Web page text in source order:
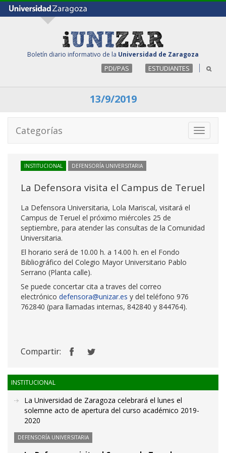
Boletín diario informativo de la Universidad de Zaragoza
PDI/PAS ESTUDIANTES
13/9/2019
Toggle
Categorías
INSTITUCIONAL DEFENSORÍA UNIVERSITARIA
La Defensora visita el Campus de Teruel
La Defensora Universitaria, Lola Mariscal, visitará el
Campus de Teruel el próximo miércoles 25 de
septiembre, para atender las consultas de la Comunidad
Universitaria.
El horario será de 10.00 h. a 14.00 h. en el Fondo
Bibliográfico del Colegio Mayor Universitario Pablo
Serrano (Planta calle).
Se puede concertar cita a traves del correo
electrónico defensora@unizar.es y del teléfono 976
762840 (para llamadas internas, 842840 y 844764).
Compartir:
INSTITUCIONAL
La Universidad de Zaragoza celebrará el lunes el
solemne acto de apertura del curso académico 2019-
2020
DEFENSORÍA UNIVERSITARIA